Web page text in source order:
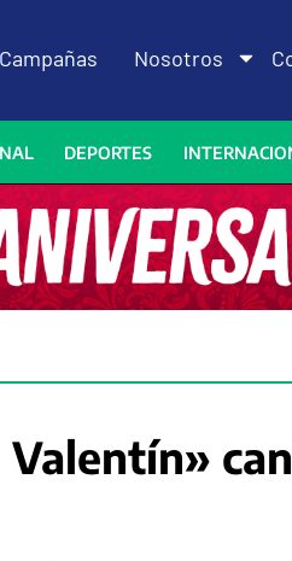
Campañas Nosotros
DEPORTES
Valentín»